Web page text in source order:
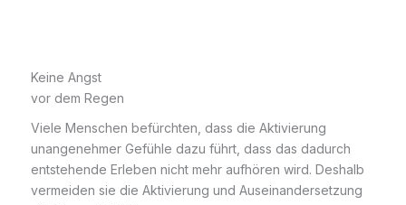
Keine Angst
vor dem Regen
Viele Menschen befürchten, dass die Aktivierung
unangenehmer Gefühle dazu führt, dass das dadurch
entstehende Erleben nicht mehr aufhören wird. Deshalb
vermeiden sie die Aktivierung und Auseinandersetzung